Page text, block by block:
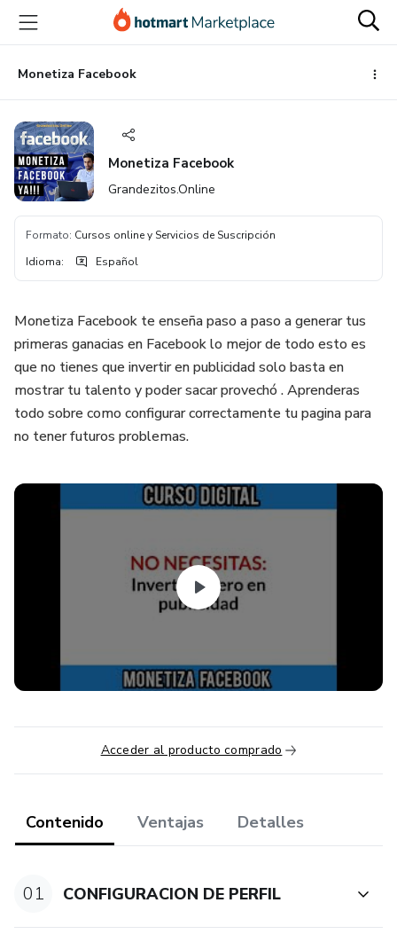
principal
página
de
página
Monetiza Facebook
Monetiza Facebook
Grandezitos.Online
Formato: Cursos online y Servicios de Suscripción
Idioma: Español
Monetiza Facebook te enseña paso a paso a generar tus
primeras ganacias en Facebook lo mejor de todo esto es
que no tienes que invertir en publicidad solo basta en
mostrar tu talento y poder sacar provechó . Aprenderas
todo sobre como configurar correctamente tu pagina para
no tener futuros problemas.
Acceder al producto comprado
Contenido Ventajas Detalles
01 CONFIGURACION DE PERFIL